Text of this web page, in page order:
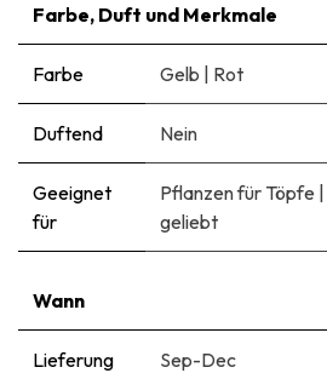
Farbe, Duft und Merkmale
Farbe Gelb | Rot
Duftend Nein
Geeignet
für
Pflanzen für Töpfe |
geliebt
Wann
Lieferung Sep-Dec